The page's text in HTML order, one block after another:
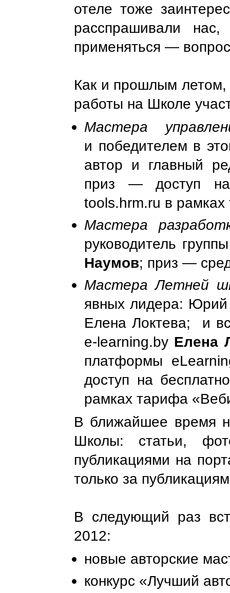
отеле тоже
расспрашивали
применяться —
Как и прошлым летом,
работы на Школе
Мастера
и победителем в
автор и главный
приз —доступ на
tools.hrm.ru в
Мастера
руководитель
Наумов; приз —
Мастера Летней
явных лидера:
Елена Локтева; и
e-learning.by Елена
платформы
доступ на
рамках тарифа
В ближайшее время
Школы: статьи,
публикациями на
только за
В следующий раз
2012:
новые авторские
конкурс «Лучший